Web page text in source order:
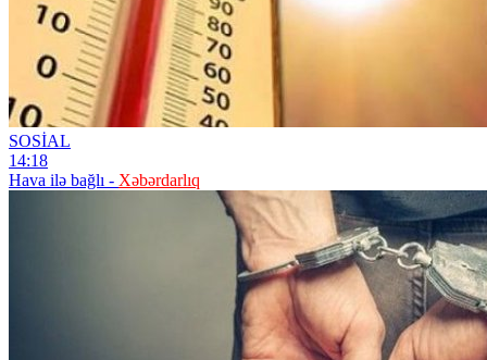
SOSİAL
14:18
Hava ilə bağlı - Xəbərdarlıq